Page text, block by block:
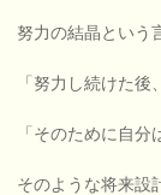
努力の結晶という
「努力し続けた後
「そのために自分
そのような将来設